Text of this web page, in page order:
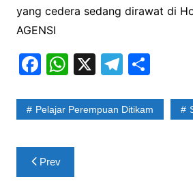
yang cedera sedang dirawat di
AGENSI
F
c
b
o
W
at
A
p
X T
e
S
ar
Pelajar Perempuan Ditikam
Post
navigation
Prev